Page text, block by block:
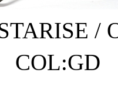
/
COL:GD